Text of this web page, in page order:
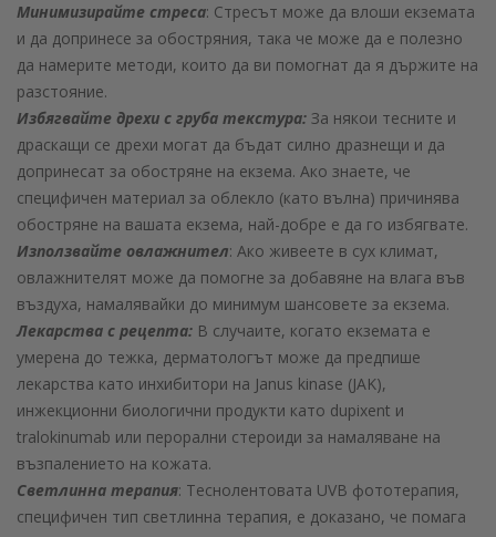
Минимизирайте стреса: Стресът може да влоши екземата
и да допринесе за обостряния, така че може да е полезно
да намерите методи, които да ви помогнат да я държите на
разстояние.
Избягвайте дрехи с груба текстура: За някои тесните и
драскащи се дрехи могат да бъдат силно дразнещи и да
допринесат за обостряне на екзема. Ако знаете, че
специфичен материал за облекло (като вълна) причинява
обостряне на вашата екзема, най-добре е да го избягвате.
Използвайте овлажнител: Ако живеете в сух климат,
овлажнителят може да помогне за добавяне на влага във
въздуха, намалявайки до минимум шансовете за екзема.
Лекарства с рецепта: В случаите, когато екземата е
умерена до тежка, дерматологът може да предпише
лекарства като инхибитори на Janus kinase (JAK),
инжекционни биологични продукти като dupixent и
tralokinumab или перорални стероиди за намаляване на
възпалението на кожата.
Светлинна терапия: Теснолентовата UVB фототерапия,
специфичен тип светлинна терапия, е доказано, че помага